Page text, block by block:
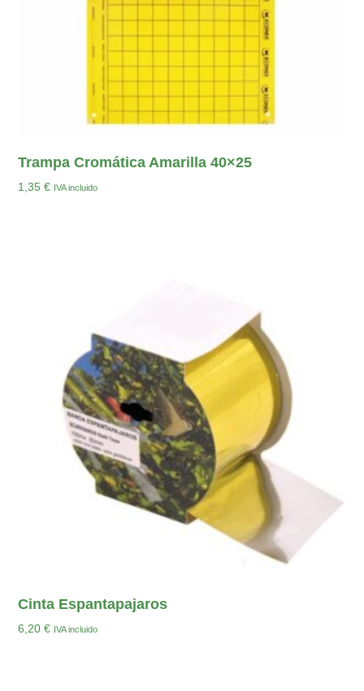
Trampa Cromática Amarilla 40×25
1,35€ IVA incluido
Cinta Espantapajaros
6,20€ IVA incluido